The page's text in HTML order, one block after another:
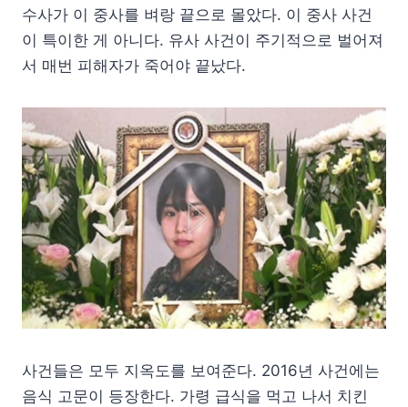
수사가 이 중사를 벼랑 끝으로 몰았다. 이 중사 사건
이 특이한 게 아니다. 유사 사건이 주기적으로 벌어져
서 매번 피해자가 죽어야 끝났다.
사건들은 모두 지옥도를 보여준다. 2016년 사건에는
음식 고문이 등장한다. 가령 급식을 먹고 나서 치킨